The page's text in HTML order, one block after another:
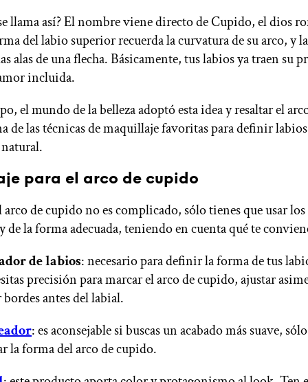
llama así? El nombre viene directo de Cupido, el dios
del labio superior recuerda la curvatura de su arco, y
alas de una flecha. Básicamente, tus labios ya traen su
incluida.
el mundo de la belleza adoptó esta idea y resaltar el
de las técnicas de maquillaje favoritas para definir
para el arco de cupido
de cupido no es complicado, sólo tienes que usar
de la forma adecuada, teniendo en cuenta qué te
de labios: necesario para definir la forma de tus
precisión para marcar el arco de cupido, ajustar
antes del labial.
: es aconsejable si buscas un acabado más suave,
la forma del arco de cupido.